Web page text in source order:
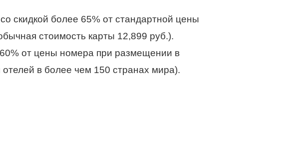
скидкой более 65% от стандартной цены
стоимость карты 12,899 руб.).
60% от цены номера при размещении в
в более чем 150 странах мира).